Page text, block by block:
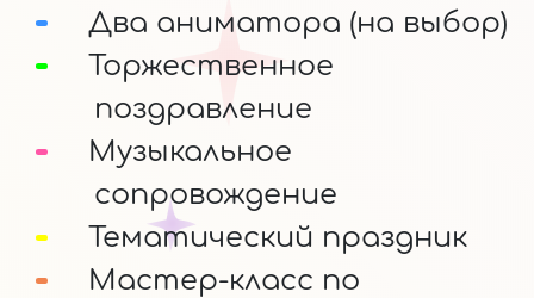
Два аниматора (на выбор)
Торжественное
поздравление
Музыкальное
сопровождение
Тематический праздник
Мастер-класс по